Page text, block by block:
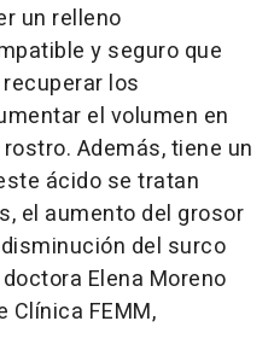
un relleno
y seguro que
los
el volumen en
Además, tiene un
ácido se tratan
el aumento del grosor
del surco
Elena Moreno
Clínica FEMM,